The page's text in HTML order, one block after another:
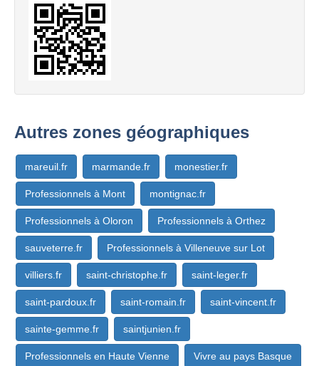
Autres zones géographiques
mareuil.fr marmande.fr monestier.fr
Professionnels à Mont montignac.fr
Professionnels à Oloron Professionnels à Orthez
sauveterre.fr Professionnels à Villeneuve sur Lot
villiers.fr saint-christophe.fr saint-leger.fr
saint-pardoux.fr saint-romain.fr saint-vincent.fr
sainte-gemme.fr saintjunien.fr
Professionnels en Haute Vienne Vivre au pays Basque